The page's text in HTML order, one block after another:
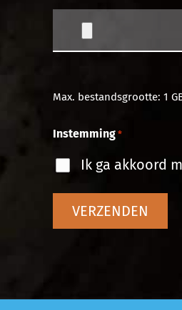
Max. bestandsgrootte: 1
Instemming *
Ik ga akkoord
VERZENDEN